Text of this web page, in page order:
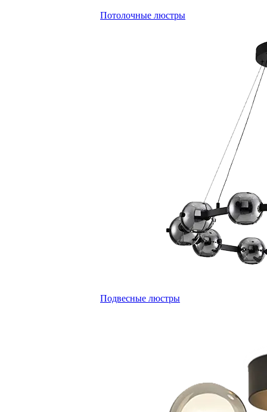
Потолочные люстры
Подвесные люстры